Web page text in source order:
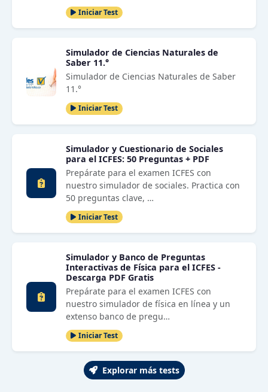
Iniciar Test
Simulador de Ciencias Naturales de
Saber 11.°
Simulador de Ciencias Naturales de Saber
11.°
Iniciar Test
Simulador y Cuestionario de Sociales
para el ICFES: 50 Preguntas + PDF
Prepárate para el examen ICFES con
nuestro simulador de sociales. Practica con
50 preguntas clave, …
Iniciar Test
Simulador y Banco de Preguntas
Interactivas de Física para el ICFES -
Descarga PDF Gratis
Prepárate para el examen ICFES con
nuestro simulador de física en línea y un
extenso banco de pregu…
Iniciar Test
Explorar más tests